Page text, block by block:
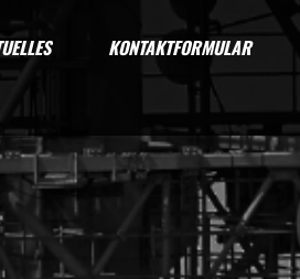
KONTAKTFORMULAR